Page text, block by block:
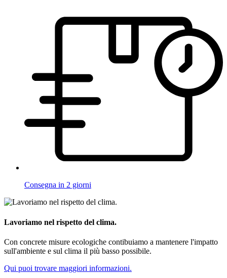
Consegna in 2 giorni
Lavoriamo nel rispetto del clima.
Con concrete misure ecologiche contibuiamo a mantenere l'impatto
sull'ambiente e sul clima il più basso possibile.
Qui puoi trovare maggiori informazioni.